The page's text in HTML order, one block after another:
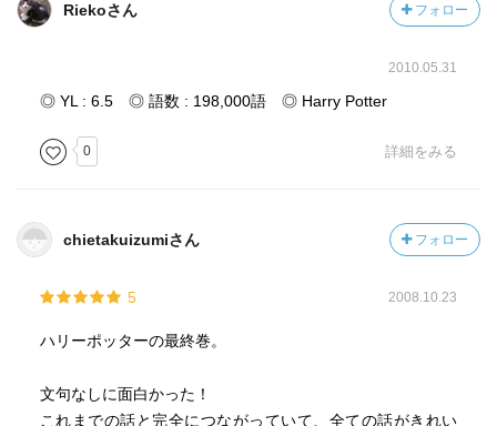
Riekoさん フォロー
2010.05.31
◎ YL : 6.5 ◎ 語数 : 198,000語 ◎ Harry Potter
0 詳細をみる
chietakuizumiさん フォロー
5 2008.10.23
ハリーポッターの最終巻。
文句なしに面白かった！
これまでの話と完全につながっていて、全ての話がきれい